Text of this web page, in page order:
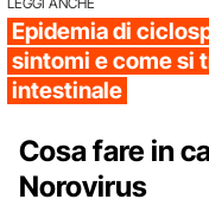
Epidemia di
sintomi e come si
intestinale
Cosa fare in
Norovirus